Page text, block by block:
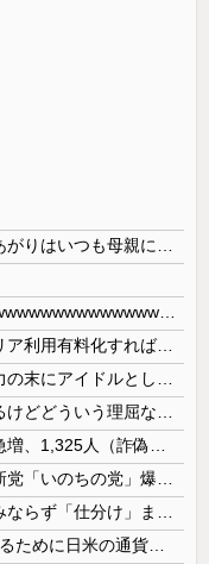
【有能】政府「トラックはサービスエリア利用有料化すればサボらず走るし流問題解決じゃね？」